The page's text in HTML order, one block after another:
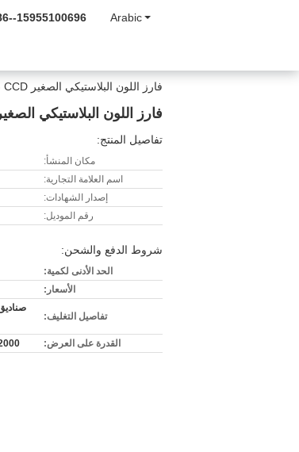
Arabic
15955100696
فارز اللون البلاستيكي الصغير CCD عالي الدقة مع جهاز استشعار بصري
فارز اللون البلاستيكي الصغير CCD عالي الدقة مع جهاز استشعار بصري
تفاصيل المنتج:
مكان المنشأ:
اسم العلامة التجارية:
إصدار الشهادات:
رقم الموديل:
شروط الدفع والشحن:
الحد الأدنى لكمية:
الأسعار:
تفاصيل التغليف:
القدرة على العرض:
2000 مجموعات في